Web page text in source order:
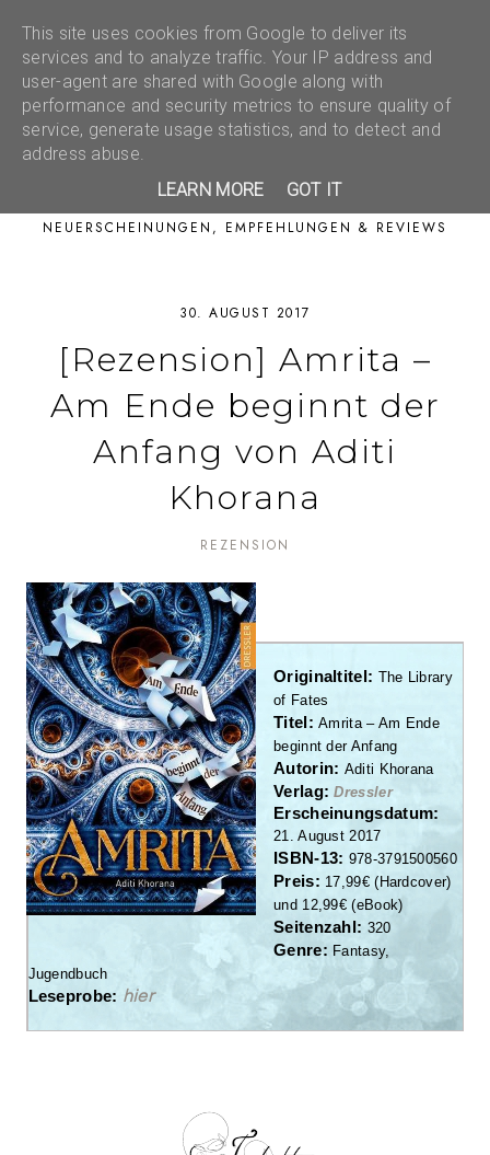
NEUERSCHEINUNGEN, EMPFEHLUNGEN & REVIEWS
30. AUGUST 2017
[Rezension] Amrita –
Am Ende beginnt der
Anfang von Aditi
Khorana
REZENSION
Originaltitel: The Library
of Fates
Titel:Amrita – Am Ende
beginnt der Anfang
Autorin: Aditi Khorana
Verlag:Dressler
Erscheinungsdatum:
21. August 2017
ISBN-13: 978-3791500560
Preis: 17,99€ ( Hardcover)
und 12,99€ (eBook)
Seitenzahl: 320
Genre: Fantasy,
Jugendbuch
Leseprobe: hier
This site uses cookies from Google to deliver its
services and to analyze traffic. Your IP address and
user-agent are shared with Google along with
performance and security metrics to ensure quality of
service, generate usage statistics, and to detect and
address abuse.
LEARN MORE
GOT IT